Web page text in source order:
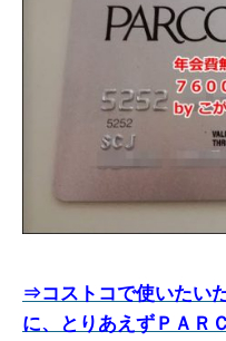
⇒コストコで使いたい
に、とりあえずＰＡＲ